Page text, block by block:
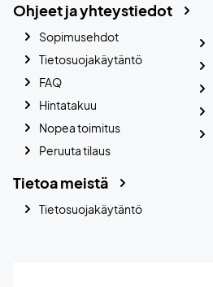
Ohjeet ja yhteystiedot
Sopimusehdot
Tietosuojakäytäntö
FAQ
Hintatakuu
Nopea toimitus
Peruuta tilaus
Tietoa meistä
Tietosuojakäytäntö